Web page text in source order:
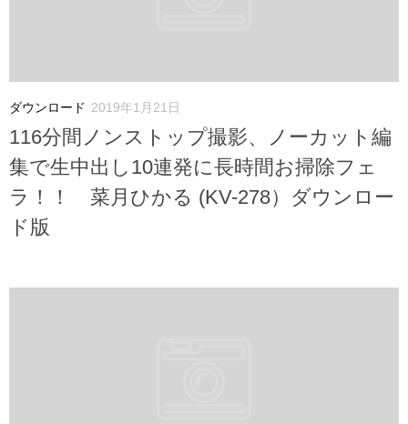
ダウンロード 2019年1月21日
116分間ノンストップ撮影、ノーカット編
集で生中出し10連発に長時間お掃除フェ
ラ！！ 菜月ひかる (KV-278）ダウンロー
ド版